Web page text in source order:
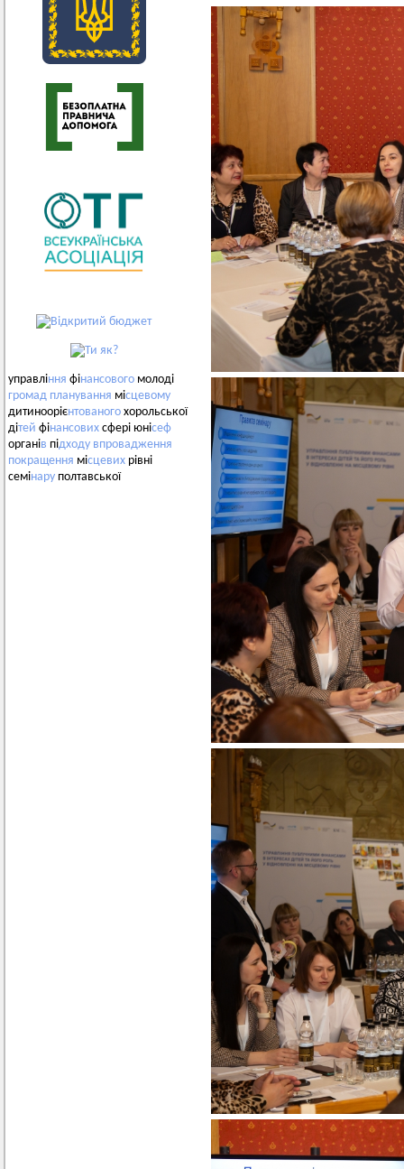
управління фінансового молоді
громад планування місцевому
дитиноорієнтованого хорольської
дітей фінансових сфері юнісеф
органів підходу впровадження
покращення місцевих рівні
семінару полтавської